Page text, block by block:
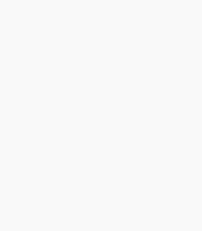
lật HHB-7000D